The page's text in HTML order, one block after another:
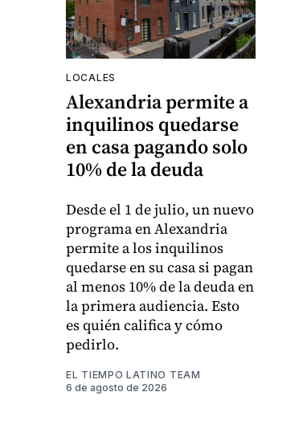
LOCALES
Alexandria permite a
inquilinos quedarse
en casa pagando solo
10% de la deuda
Desde el 1 de julio, un nuevo
programa en Alexandria
permite a los inquilinos
quedarse en su casa si pagan
al menos 10% de la deuda en
la primera audiencia. Esto
es quién califica y cómo
pedirlo.
EL TIEMPO LATINO TEAM
6 de agosto de 2026